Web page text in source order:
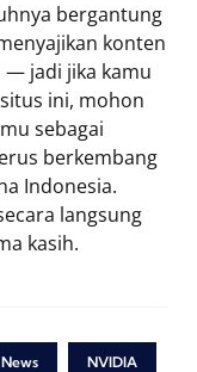
bergantung
konten
— jadi jika kamu
ini, mohon
sebagai
berkembang
Indonesia.
langsung
kasih.
News NVIDIA